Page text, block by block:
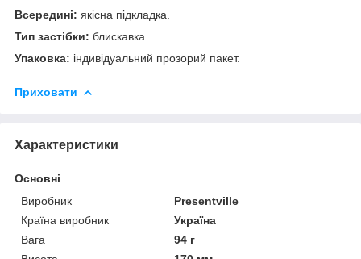
Всередині: якісна підкладка.
Тип застібки: блискавка.
Упаковка: індивідуальний прозорий пакет.
Приховати
Характеристики
Основні
Виробник
Presentville
Країна виробник
Україна
Вага
94 г